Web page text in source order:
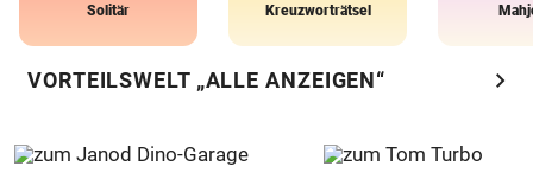
Solitär Kreuzworträtsel
VORTEILSWELT „ALLE ANZEIGEN“ chevron_right